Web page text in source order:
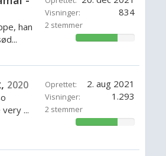
han
Visninger: 834
2 stemmer
71.42857142857143%
2020
...
Oprettet: 2. aug 2021
Visninger: 1.293
2 stemmer
71.42857142857143%